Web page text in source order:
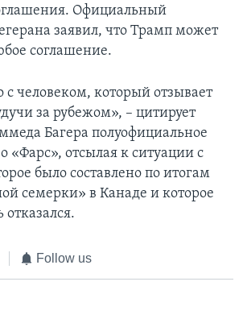
Официальный
заявил, что Трамп может
соглашение.
человеком, который отзывает
за рубежом», – цитирует
Багера полуофициальное
«Фарс», отсылая к ситуации с
было составлено по итогам
семерки» в Канаде и которое
Follow us